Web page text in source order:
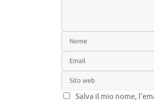
Salva il mio nome,